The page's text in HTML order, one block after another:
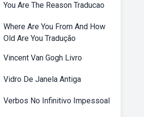
You Are The Reason Traducao
Where Are You From And How
Old Are You Tradução
Vincent Van Gogh Livro
Vidro De Janela Antiga
Verbos No Infinitivo Impessoal